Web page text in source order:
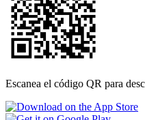
Escanea el código QR para